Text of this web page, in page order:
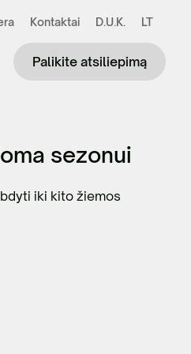
Kontaktai D.U.K. LT
Palikite atsiliepimą
sezonui
iki kito žiemos